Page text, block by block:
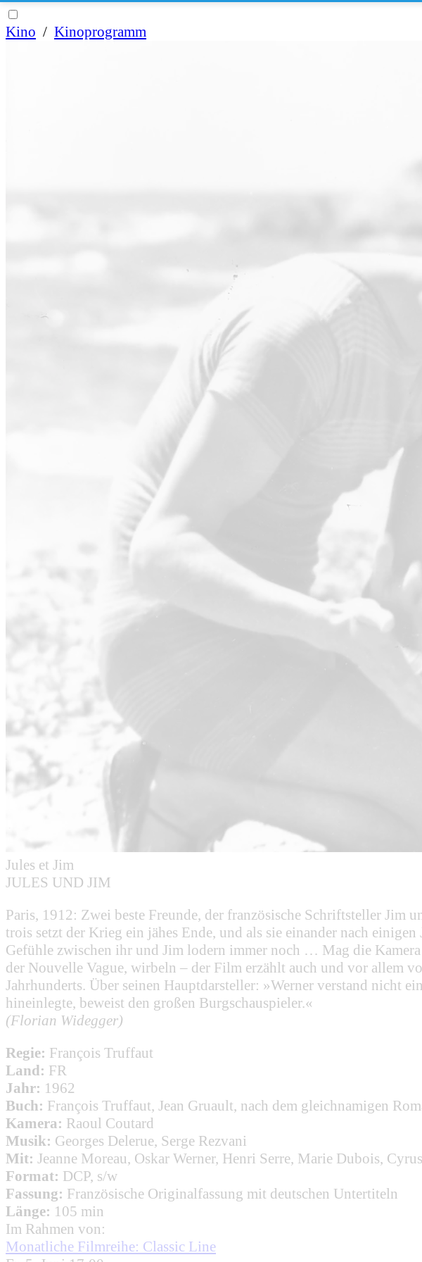
Kino / Kinoprogramm
Jules et Jim
JULES UND JIM
Paris, 1912: Zwei beste Freunde, der französische Schriftsteller Jim
trois setzt der Krieg ein jähes Ende, und als sie einander nach
Gefühle zwischen ihr und Jim lodern immer noch … Mag die
der Nouvelle Vague, wirbeln – der Film erzählt auch und vor allem
Jahrhunderts. Über seinen Hauptdarsteller: »Werner verstand nicht
hineinlegte, beweist den großen Burgschauspieler.«
(Florian Widegger)
Regie: François Truffaut
Land: FR
Jahr: 1962
Buch: François Truffaut, Jean Gruault, nach dem gleichnamigen
Kamera: Raoul Coutard
Musik: Georges Delerue, Serge Rezvani
Mit: Jeanne Moreau, Oskar Werner, Henri Serre, Marie Dubois,
Format: DCP, s/w
Fassung: Französische Originalfassung mit deutschen Untertiteln
Länge: 105 min
Im Rahmen von:
Monatliche Filmreihe: Classic Line